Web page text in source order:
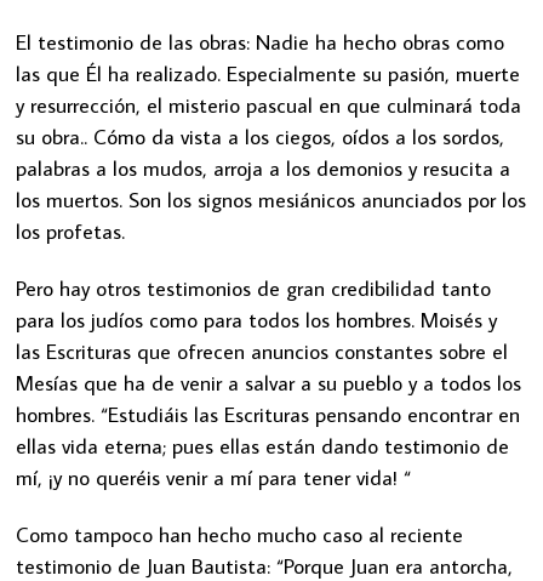
El testimonio de las obras: Nadie ha hecho obras como
las que Él ha realizado. Especialmente su pasión, muerte
y resurrección, el misterio pascual en que culminará toda
su obra.. Cómo da vista a los ciegos, oídos a los sordos,
palabras a los mudos, arroja a los demonios y resucita a
los muertos. Son los signos mesiánicos anunciados por los
los profetas.
Pero hay otros testimonios de gran credibilidad tanto
para los judíos como para todos los hombres. Moisés y
las Escrituras que ofrecen anuncios constantes sobre el
Mesías que ha de venir a salvar a su pueblo y a todos los
hombres. “Estudiáis las Escrituras pensando encontrar en
ellas vida eterna; pues ellas están dando testimonio de
mí, ¡y no queréis venir a mí para tener vida! “
Como tampoco han hecho mucho caso al reciente
testimonio de Juan Bautista: “Porque Juan era antorcha,